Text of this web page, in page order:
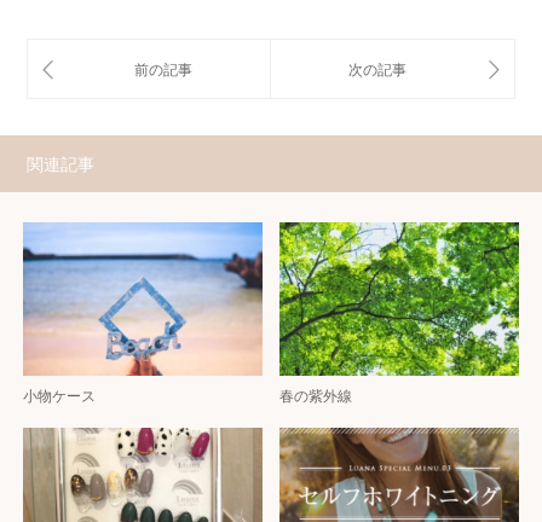
関連記事
小物ケース 春の紫外線